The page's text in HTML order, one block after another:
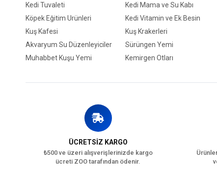
Kedi Tuvaleti
Kedi Mama ve Su Kabı
Köpek Eğitim Ürünleri
Kedi Vitamin ve Ek Besin
Kuş Kafesi
Kuş Krakerleri
Akvaryum Su Düzenleyiciler
Sürüngen Yemi
Muhabbet Kuşu Yemi
Kemirgen Otları
ÜCRETSİZ KARGO
₺500 ve üzeri alışverişlerinizde kargo
ücreti ZOO tarafından ödenir.